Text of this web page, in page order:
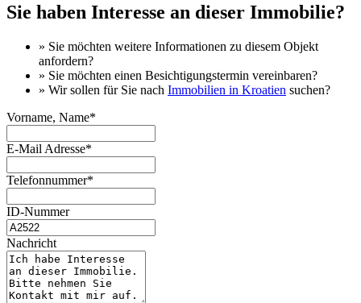
Sie haben Interesse an dieser Immobilie?
» Sie möchten weitere Informationen zu diesem Objekt
anfordern?
» Sie möchten einen Besichtigungstermin vereinbaren?
» Wir sollen für Sie nach Immobilien in Kroatien suchen?
Vorname, Name*
E-Mail Adresse*
Telefonnummer*
ID-Nummer
Nachricht